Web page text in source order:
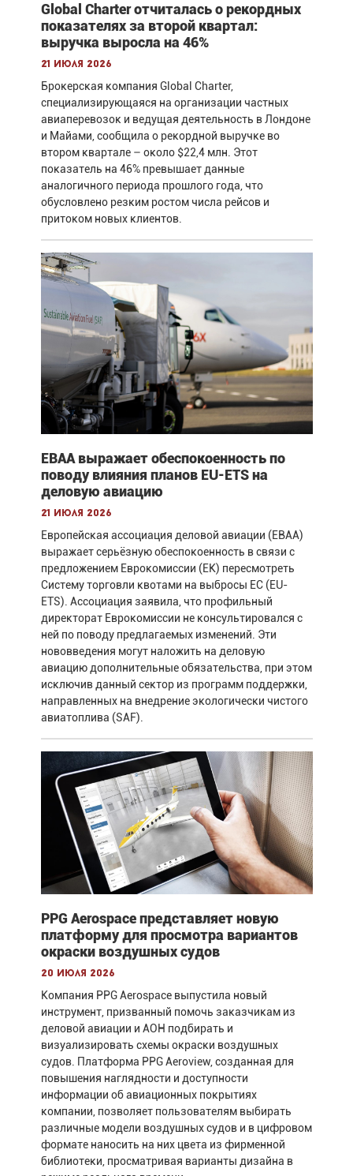
Global Charter отчиталась о рекордных
показателях за второй квартал:
выручка выросла на 46%
21 июля 2026
Брокерская компания Global Charter,
специализирующаяся на организации частных
авиаперевозок и ведущая деятельность в Лондоне
и Майами, сообщила о рекордной выручке во
втором квартале – около $22,4 млн. Этот
показатель на 46% превышает данные
аналогичного периода прошлого года, что
обусловлено резким ростом числа рейсов и
притоком новых клиентов.
EBAA выражает обеспокоенность по
поводу влияния планов EU-ETS на
деловую авиацию
21 июля 2026
Европейская ассоциация деловой авиации (EBAA)
выражает серьёзную обеспокоенность в связи с
предложением Еврокомиссии (ЕК) пересмотреть
Систему торговли квотами на выбросы ЕС (EU-
ETS). Ассоциация заявила, что профильный
директорат Еврокомиссии не консультировался с
ней по поводу предлагаемых изменений. Эти
нововведения могут наложить на деловую
авиацию дополнительные обязательства, при этом
исключив данный сектор из программ поддержки,
направленных на внедрение экологически чистого
авиатоплива (SAF).
PPG Aerospace представляет новую
платформу для просмотра вариантов
окраски воздушных судов
20 июля 2026
Компания PPG Aerospace выпустила новый
инструмент, призванный помочь заказчикам из
деловой авиации и АОН подбирать и
визуализировать схемы окраски воздушных
судов. Платформа PPG Aeroview, созданная для
повышения наглядности и доступности
информации об авиационных покрытиях
компании, позволяет пользователям выбирать
различные модели воздушных судов и в цифровом
формате наносить на них цвета из фирменной
библиотеки, просматривая варианты дизайна в